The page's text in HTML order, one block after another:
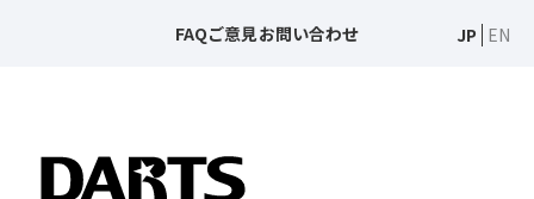
FAQご意見お問い合わせ JP EN